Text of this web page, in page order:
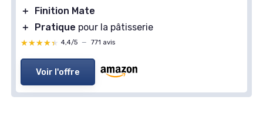
＋
Finition Mate
＋
Pratique pour la pâtisserie
★★★★★
★★★★★ 4,4/5 — 771 avis
Voir l'offre